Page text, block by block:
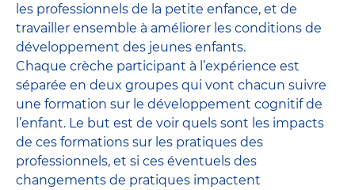
les professionnels de la petite enfance, et de
travailler ensemble à améliorer les conditions de
développement des jeunes enfants.
Chaque crèche participant à l’expérience est
séparée en deux groupes qui vont chacun suivre
une formation sur le développement cognitif de
l’enfant. Le but est de voir quels sont les impacts
de ces formations sur les pratiques des
professionnels, et si ces éventuels des
changements de pratiques impactent